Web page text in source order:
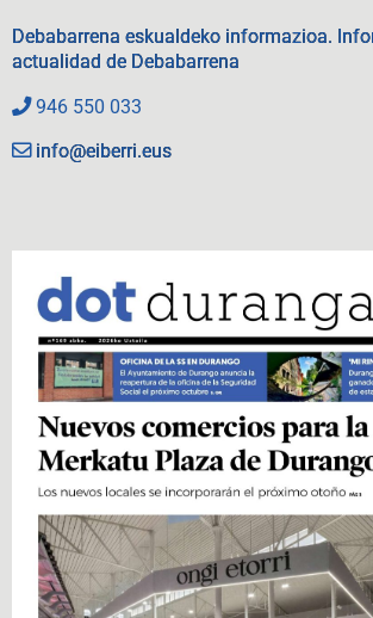
Debabarrena eskualdeko informazioa.
actualidad de Debabarrena
946 550 033
info@eiberri.eus